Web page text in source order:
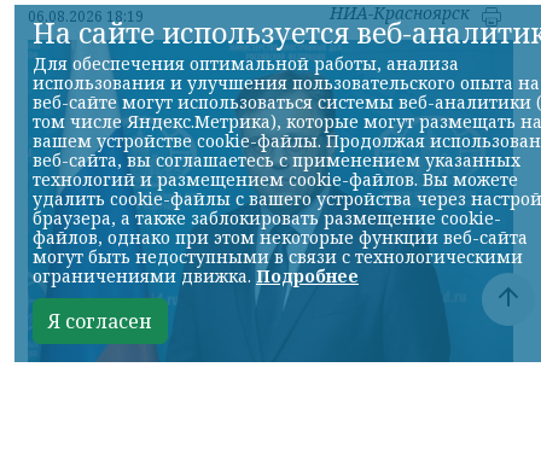
06.08.2026 18:19 НИА-Красноярск
На сайте используется веб-
Для обеспечения оптимальной работы, анализа
использования и улучшения пользовательского опыта на
веб-сайте могут использоваться системы веб-аналитики
том числе Яндекс.Метрика), которые могут размещать на
вашем устройстве cookie-файлы. Продолжая
веб-сайта, вы соглашаетесь с применением указанных
технологий и размещением cookie-файлов. Вы можете
удалить cookie-файлы с вашего устройства через
браузера, а также заблокировать размещение cookie-
файлов, однако при этом некоторые функции веб-сайта
могут быть недоступными в связи с технологическими
ограничениями движка. Подробнее
Я согласен